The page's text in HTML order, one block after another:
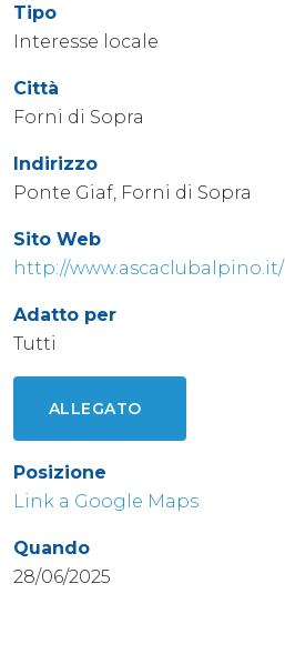
Tipo
Interesse locale
Città
Forni di Sopra
Indirizzo
Ponte Giaf, Forni di Sopra
Sito Web
http://www.ascaclubalpino.it/
Adatto per
Tutti
ALLEGATO
Posizione
Link a Google Maps
Quando
28/06/2025